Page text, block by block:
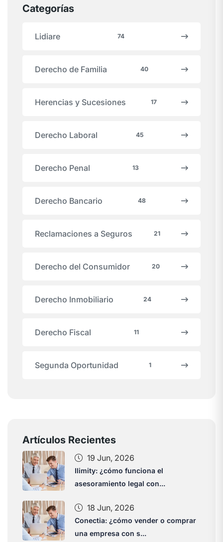
Categorías
Lidiare 74
Derecho de Familia 40
Herencias y Sucesiones 17
Derecho Laboral 45
Derecho Penal 13
Derecho Bancario 48
Reclamaciones a Seguros 21
Derecho del Consumidor 20
Derecho Inmobiliario 24
Derecho Fiscal 11
Segunda Oportunidad 1
Artículos Recientes
19 Jun, 2026
Ilimity: ¿cómo funciona el
asesoramiento legal con...
18 Jun, 2026
Conectia: ¿cómo vender o comprar
una empresa con s...